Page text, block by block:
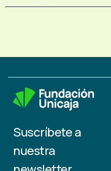
Suscríbete a
nuestra